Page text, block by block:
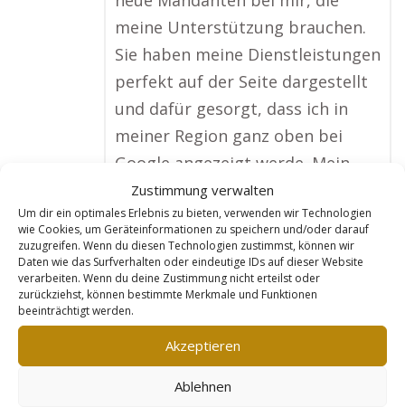
Zustimmung verwalten
Um dir ein optimales Erlebnis zu bieten, verwenden wir Technologien
wie Cookies, um Geräteinformationen zu speichern und/oder darauf
zuzugreifen. Wenn du diesen Technologien zustimmst, können wir
Daten wie das Surfverhalten oder eindeutige IDs auf dieser Website
verarbeiten. Wenn du deine Zustimmung nicht erteilst oder
zurückziehst, können bestimmte Merkmale und Funktionen
beeinträchtigt werden.
Akzeptieren
Ablehnen
meine Unterstützung brauchen.
Sie haben meine Dienstleistungen
perfekt auf der Seite dargestellt
und dafür gesorgt, dass ich in
meiner Region ganz oben bei
Google angezeigt werde. Mein
Kundenstamm hat sich innerhalb
eines Jahres fast verdoppelt, und
ich bin so froh, dass ich mich für
Goldleads entschieden habe.“
No tags for this post.
Mehr Infos